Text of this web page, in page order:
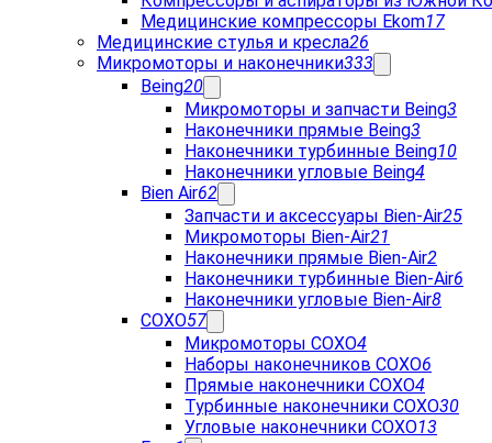
Медицинские компрессоры Ekom17
Медицинские стулья и кресла26
Микромоторы и наконечники333
Being20
Микромоторы и запчасти Being3
Наконечники прямые Being3
Наконечники турбинные Being10
Наконечники угловые Being4
Bien Air62
Запчасти и аксессуары Bien-Air25
Микромоторы Bien-Air21
Наконечники прямые Bien-Air2
Наконечники турбинные Bien-Air6
Наконечники угловые Bien-Air8
COXO57
Микромоторы COXO4
Наборы наконечников COXO6
Прямые наконечники COXO4
Турбинные наконечники COXO30
Угловые наконечники COXO13